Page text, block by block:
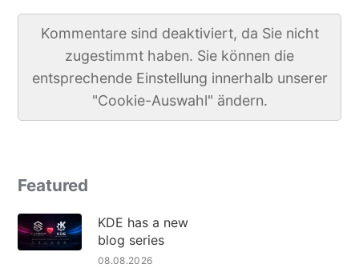
Kommentare sind deaktiviert, da Sie nicht
zugestimmt haben. Sie können die
entsprechende Einstellung innerhalb unserer
"Cookie-Auswahl" ändern.
Featured
KDE has a new
blog series
08.08.2026